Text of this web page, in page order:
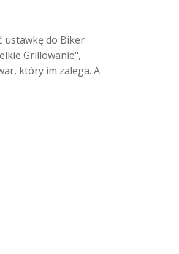
ustawkę do Biker
Grillowanie",
który im zalega. A